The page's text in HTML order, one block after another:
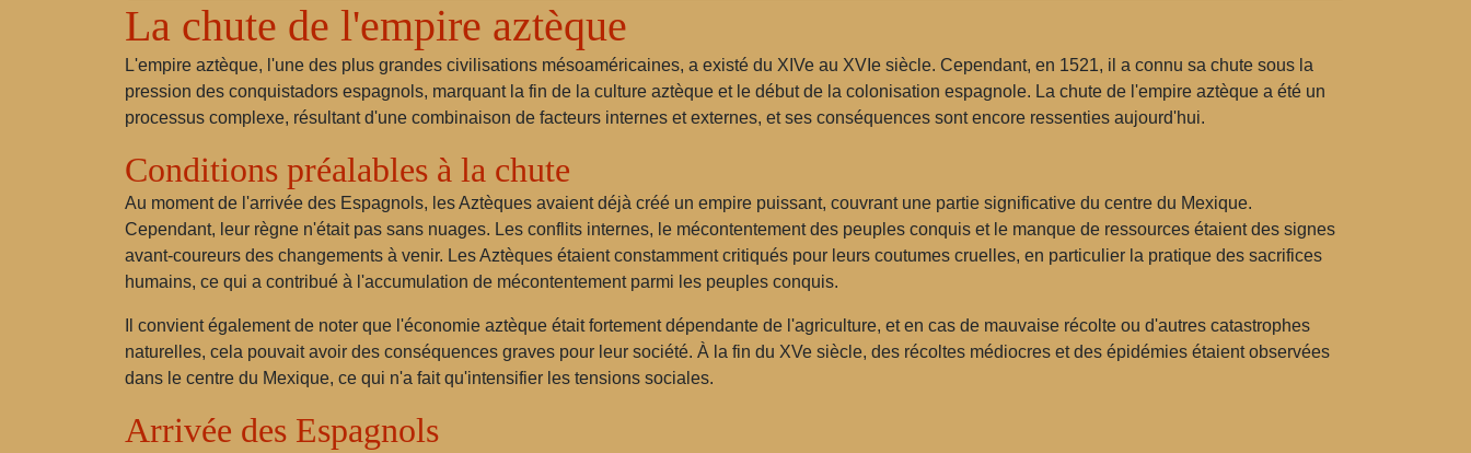
La chute de l'empire aztèque
L'empire aztèque, l'une des plus grandes civilisations mésoaméricaines, a existé du XIVe au XVIe siècle. Cependant, en 1521, il a connu sa chute sous la
pression des conquistadors espagnols, marquant la fin de la culture aztèque et le début de la colonisation espagnole. La chute de l'empire aztèque a été un
processus complexe, résultant d'une combinaison de facteurs internes et externes, et ses conséquences sont encore ressenties aujourd'hui.
Conditions préalables à la chute
Au moment de l'arrivée des Espagnols, les Aztèques avaient déjà créé un empire puissant, couvrant une partie significative du centre du Mexique.
Cependant, leur règne n'était pas sans nuages. Les conflits internes, le mécontentement des peuples conquis et le manque de ressources étaient des signes
avant-coureurs des changements à venir. Les Aztèques étaient constamment critiqués pour leurs coutumes cruelles, en particulier la pratique des sacrifices
humains, ce qui a contribué à l'accumulation de mécontentement parmi les peuples conquis.
Il convient également de noter que l'économie aztèque était fortement dépendante de l'agriculture, et en cas de mauvaise récolte ou d'autres catastrophes
naturelles, cela pouvait avoir des conséquences graves pour leur société. À la fin du XVe siècle, des récoltes médiocres et des épidémies étaient observées
dans le centre du Mexique, ce qui n'a fait qu'intensifier les tensions sociales.
Arrivée des Espagnols